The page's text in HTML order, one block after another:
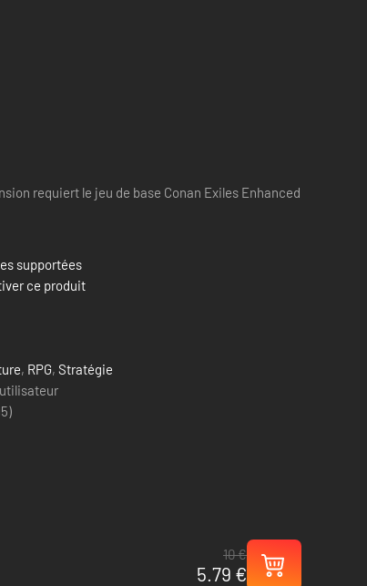
requiert le jeu de base Conan Exiles Enhanced
supportées
ce produit
, RPG, Stratégie
)
10 €
5.79 €